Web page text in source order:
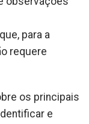
para a
requere
os principais
e